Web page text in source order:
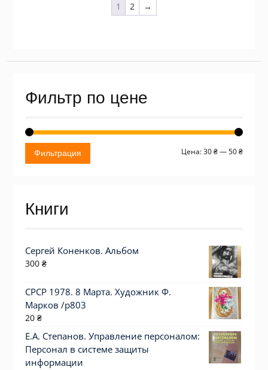
1 2 →
Фильтр по цене
Фильтрация Цена:30 ₴—50 ₴
Книги
Сергей Коненков. Альбом
300 ₴
СРСР 1978. 8 Марта. Художник Ф.
Марков /р803
20 ₴
Е.А. Степанов. Управление персоналом:
Персонал в системе защиты
информации